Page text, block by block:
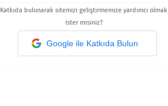
Katkıda bulunarak sitemizi geliştirmemize yardımcı olmak
ister misiniz?
Google ile Katkıda Bulun